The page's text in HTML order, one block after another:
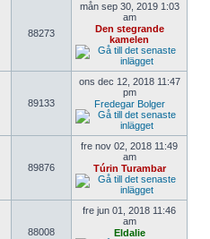
88273
mån sep 30, 2019 1:03
am
Den stegrande
kamelen
89133
ons dec 12, 2018 11:47
pm
Fredegar Bolger
89876
fre nov 02, 2018 11:49
am
Túrin Turambar
88008
fre jun 01, 2018 11:46
am
Eldalie